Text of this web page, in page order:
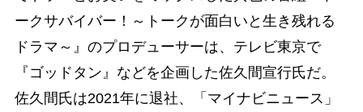
ークサバイバー！～トークが面白いと生き残れる
ドラマ～』のプロデューサーは、テレビ東京で
『ゴッドタン』などを企画した佐久間宣行氏だ。
佐久間氏は2021年に退社、「マイナビニュース」